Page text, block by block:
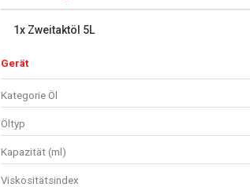
1x Zweitaktöl 5L
Gerät
Kategorie Öl
Öltyp
Kapazität (ml)
Viskositätsindex